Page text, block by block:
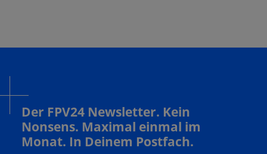
Der FPV24 Newsletter. Kein
Nonsens. Maximal einmal im
Monat. In Deinem Postfach.